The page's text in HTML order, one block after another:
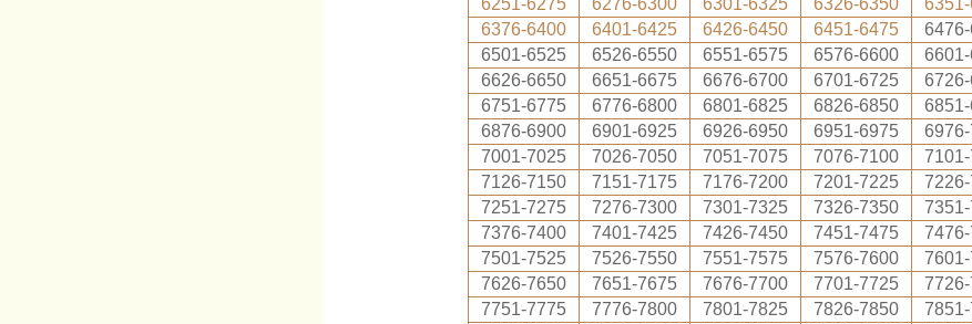
6251-6275
6276-6300 6301-6325 6326-6350
6376-6400
6401-6425 6426-6450 6451-6475
6501-6525
6526-6550 6551-6575 6576-6600
6626-6650
6651-6675 6676-6700 6701-6725
6751-6775
6776-6800 6801-6825 6826-6850
6876-6900
6901-6925 6926-6950 6951-6975
7001-7025
7026-7050 7051-7075 7076-7100
7126-7150
7151-7175 7176-7200 7201-7225
7251-7275
7276-7300 7301-7325 7326-7350
7376-7400
7401-7425 7426-7450 7451-7475
7501-7525
7526-7550 7551-7575 7576-7600
7626-7650
7651-7675 7676-7700 7701-7725
7751-7775
7776-7800 7801-7825 7826-7850